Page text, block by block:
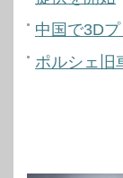
中国で3D
ポルシェ旧